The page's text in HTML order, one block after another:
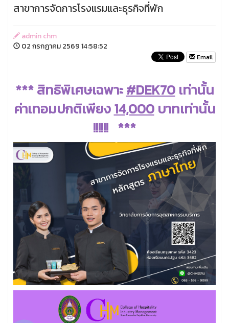
สาขาการจัดการโรงแรมและธุรกิจที่พัก
admin chm
02 กรกฏาคม 2569 14:58:52
Email
*** สิทธิพิเศษเฉพาะ#DEK70เท่านั้น
ค่าเทอมปกติเพียง14,000บาทเท่านั้น
!!!!!! ***